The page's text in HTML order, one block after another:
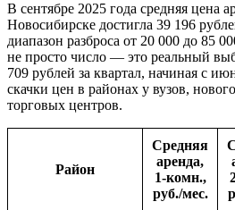
В сентябре 2025 года средняя цена
Новосибирске достигла 39 196
диапазон разброса от 20 000 до 85
не просто число — это реальный
709 рублей за квартал, начиная с
скачки цен в районах у вузов,
торговых центров.
Район
Средняя
аренда,
1-комн.,
руб./мес.